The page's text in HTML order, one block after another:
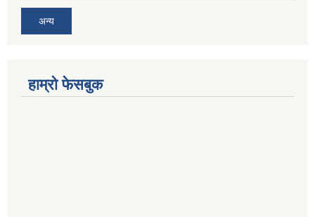
अन्य
हाम्रो फेसबुक